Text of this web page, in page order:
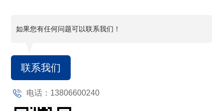
如果您有任何问题可以联系我们！
联系我们
电话：13806600240